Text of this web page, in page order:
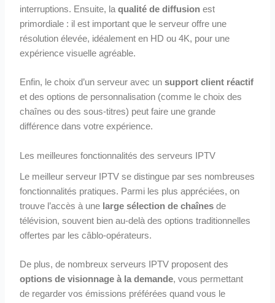
interruptions. Ensuite, laqualité de diffusion est
primordiale : il est important que le serveur offre une
résolution élevée, idéalement en HD ou 4K, pour une
expérience visuelle agréable.
Enfin, le choix d’un serveur avec unsupport client réactif
et des options de personnalisation (comme le choix des
chaînes ou des sous-titres) peut faire une grande
différence dans votre expérience.
Les meilleures fonctionnalités des serveurs IPTV
Le meilleur serveur IPTV se distingue par ses nombreuses
fonctionnalités pratiques. Parmi les plus appréciées, on
trouve l’accès à une large sélection de chaînes de
télévision, souvent bien au-delà des options traditionnelles
offertes par les câblo-opérateurs.
De plus, de nombreux serveurs IPTV proposent des
options de visionnage à la demande, vous permettant
de regarder vos émissions préférées quand vous le